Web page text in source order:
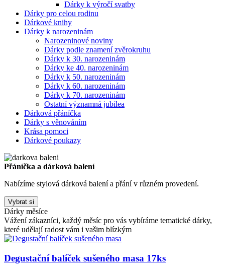
Dárky k výročí svatby
Dárky pro celou rodinu
Dárkové knihy
Dárky k narozeninám
Narozeninové noviny
Dárky podle znamení zvěrokruhu
Dárky k 30. narozeninám
Dárky ke 40. narozeninám
Dárky k 50. narozeninám
Dárky k 60. narozeninám
Dárky k 70. narozeninám
Ostatní významná jubilea
Dárková přáníčka
Dárky s věnováním
Krása pomoci
Dárkové poukazy
Přáníčka a dárková balení
Nabízíme stylová dárková balení a přání v různém provedení.
Vybrat si
Dárky měsíce
Vážení zákazníci, každý měsíc pro vás vybíráme tematické dárky,
které udělají radost vám i vašim blízkým
Degustační balíček sušeného masa 17ks